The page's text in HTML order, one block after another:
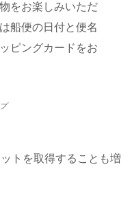
をお楽しみいただ
船便の日付と便名
ピングカードをお
トを取得することも増